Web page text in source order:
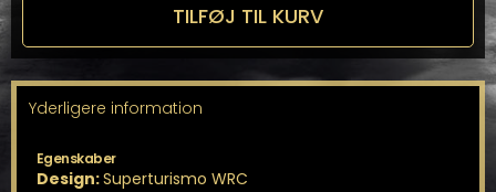
antal
TILFØJ TIL KURV
Yderligere information
Egenskaber
Design:Superturismo WRC